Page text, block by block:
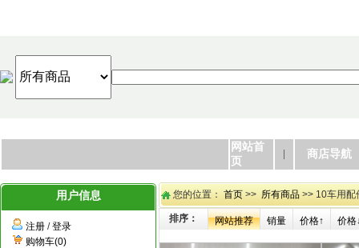
网站首
页
商店导航
用户信息
注册 /登录
购物车(0)
您的位置： 首页 >> 所有商品 >> 10车用配
排序： 网站推荐 销量 价格↑ 价格